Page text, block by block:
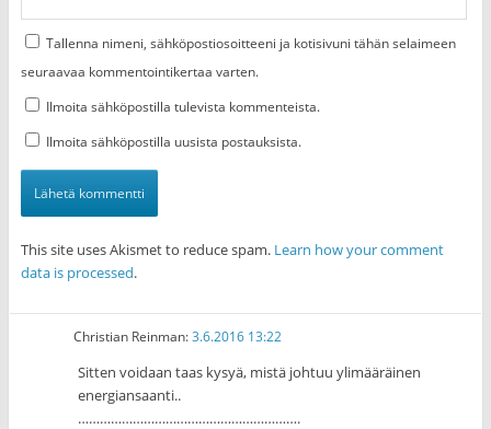
Tallenna nimeni, sähköpostiosoitteeni ja kotisivuni tähän selaimeen
seuraavaa kommentointikertaa varten.
Ilmoita sähköpostilla tulevista kommenteista.
Ilmoita sähköpostilla uusista postauksista.
This site uses Akismet to reduce spam. Learn how your comment
data is processed.
Christian Reinman:3.6.2016 13:22
Sitten voidaan taas kysyä, mistä johtuu ylimääräinen
energiansaanti..
…………………………………………………….